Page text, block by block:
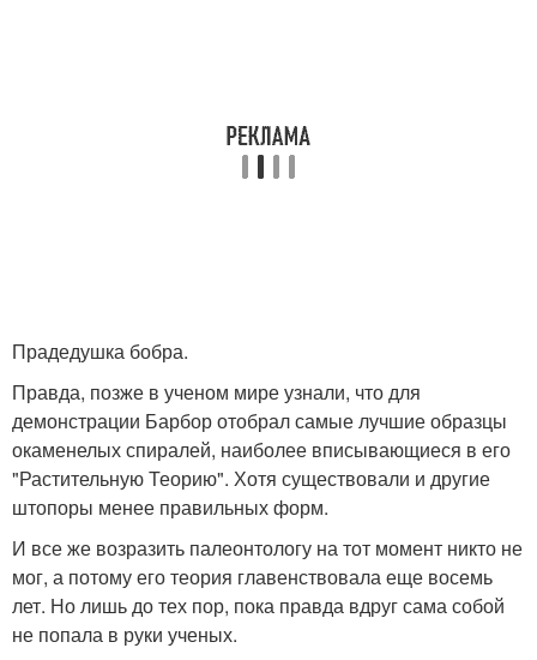
Прадедушка бобра.
Правда, позже в ученом мире узнали, что для
демонстрации Барбор отобрал самые лучшие образцы
окаменелых спиралей, наиболее вписывающиеся в его
"Растительную Теорию". Хотя существовали и другие
штопоры менее правильных форм.
И все же возразить палеонтологу на тот момент никто не
мог, а потому его теория главенствовала еще восемь
лет. Но лишь до тех пор, пока правда вдруг сама собой
не попала в руки ученых.